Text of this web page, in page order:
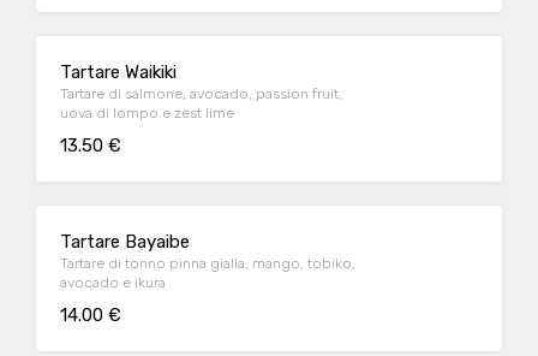
Tartare Waikiki
Tartare di salmone, avocado, passion fruit,
uova di lompo e zest lime
13.50 €
Tartare Bayaibe
Tartare di tonno pinna gialla, mango, tobiko,
avocado e ikura
14.00 €